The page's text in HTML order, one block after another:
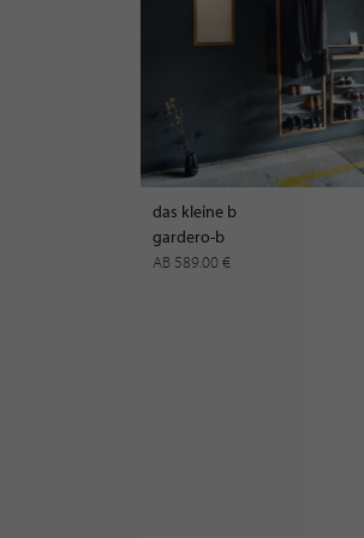
das kleine b
gardero-b
AB 589.00 €